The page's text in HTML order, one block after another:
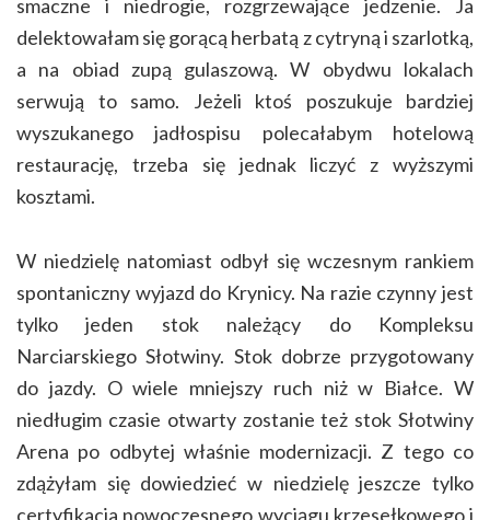
smaczne i niedrogie, rozgrzewające jedzenie. Ja
delektowałam się gorącą herbatą z cytryną i szarlotką,
a na obiad zupą gulaszową. W obydwu lokalach
serwują to samo. Jeżeli ktoś poszukuje bardziej
wyszukanego jadłospisu polecałabym hotelową
restaurację, trzeba się jednak liczyć z wyższymi
kosztami.
W niedzielę natomiast odbył się wczesnym rankiem
spontaniczny wyjazd do Krynicy. Na razie czynny jest
tylko jeden stok należący do Kompleksu
Narciarskiego Słotwiny. Stok dobrze przygotowany
do jazdy. O wiele mniejszy ruch niż w Białce. W
niedługim czasie otwarty zostanie też stok Słotwiny
Arena po odbytej właśnie modernizacji. Z tego co
zdążyłam się dowiedzieć w niedzielę jeszcze tylko
certyfikacja nowoczesnego wyciągu krzesełkowego i